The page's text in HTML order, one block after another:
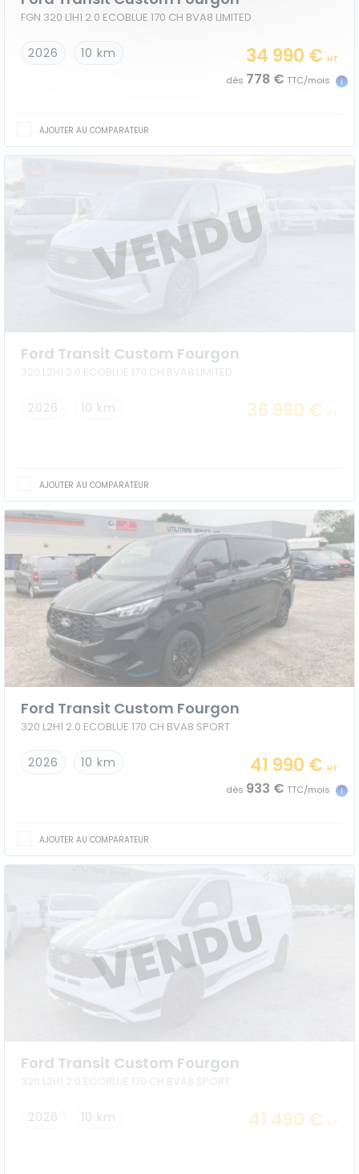
FGN 320 L1H1 2.0 ECOBLUE 170 CH BVA8 LIMITED
2026 10 km 34 990 € HT
dès 778 € TTC/mois
AJOUTER AU COMPARATEUR
Ford Transit Custom Fourgon
320 L2H1 2.0 ECOBLUE 170 CH BVA8 LIMITED
2026 10 km 36 990 € HT
AJOUTER AU COMPARATEUR
Ford Transit Custom Fourgon
320 L2H1 2.0 ECOBLUE 170 CH BVA8 SPORT
2026 10 km 41 990 € HT
dès 933 € TTC/mois
AJOUTER AU COMPARATEUR
Ford Transit Custom Fourgon
320 L2H1 2.0 ECOBLUE 170 CH BVA8 SPORT
2026 10 km 41 490 € HT